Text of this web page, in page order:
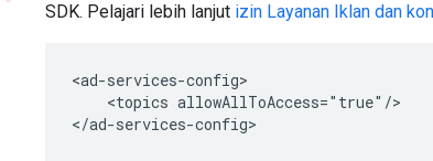
SDK. Pelajari lebih lanjut izin Layanan Iklan dan
<topics allowAllToAccess="true"/>